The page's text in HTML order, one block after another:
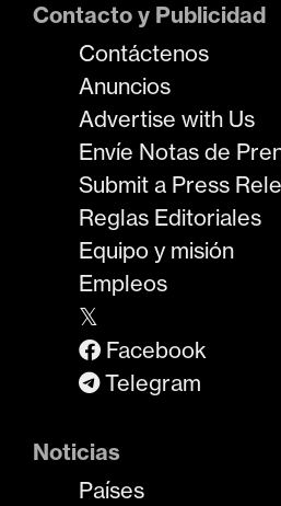
Contacto y Publicidad
Contáctenos
Anuncios
Advertise with Us
Envíe Notas de
Submit a Press
Reglas Editoriales
Equipo y misión
Empleos
𝕏
Facebook
Telegram
Noticias
Países